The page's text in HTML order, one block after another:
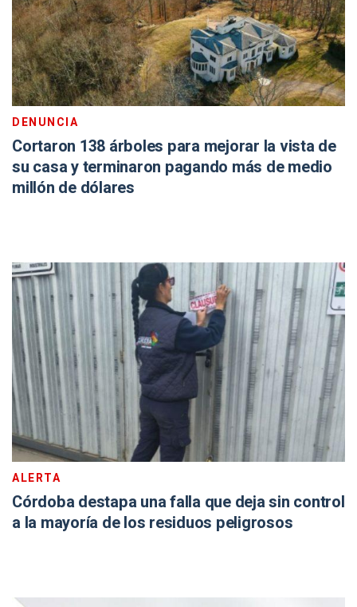
DENUNCIA
Cortaron 138 árboles para mejorar la vista de
su casa y terminaron pagando más de medio
millón de dólares
ALERTA
Córdoba destapa una falla que deja sin control
a la mayoría de los residuos peligrosos